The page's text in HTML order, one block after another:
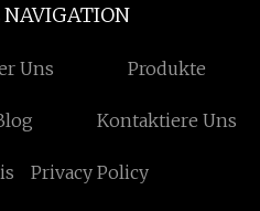
NAVIGATION
Uns Produkte
Kontaktiere Uns
Privacy Policy